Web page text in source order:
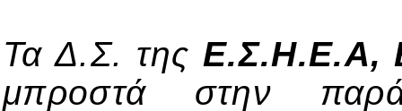
Τα Δ.Σ. της Ε.Σ.Η.Ε.Α,
μπροστά στην